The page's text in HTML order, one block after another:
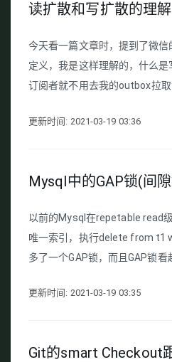
读扩散和写扩散的理解
今天看一篇文章时，提到了微
定义，我是这样理解的，什么
订阅者就不用去我的outbox拉
更新时间: 2021-03-19 03:36
Mysql中的GAP锁(间
以前的Mysql在repetable read
唯一索引，执行delete from t1
多了一个GAP锁，而且GAP锁看
更新时间: 2021-03-19 03:35
Git的smart Checkout